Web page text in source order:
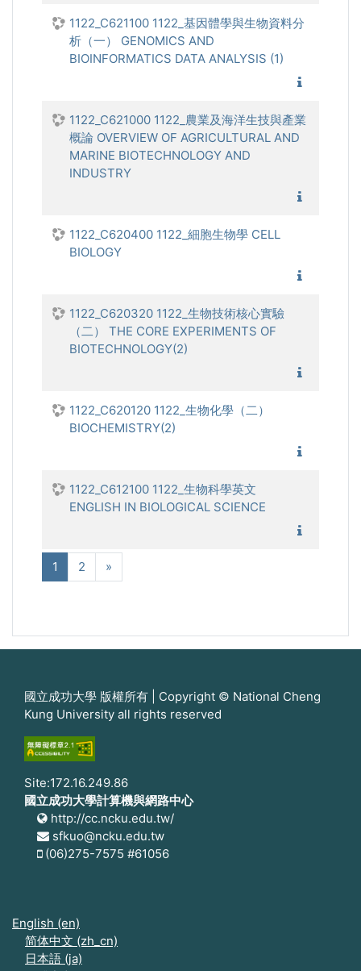
1122_C621100 1122_基因體學與生物資料分
析（一） GENOMICS AND
BIOINFORMATICS DATA ANALYSIS (1)
1122_C621000 1122_農業及海洋生技與產業
概論 OVERVIEW OF AGRICULTURAL AND
MARINE BIOTECHNOLOGY AND
INDUSTRY
1122_C620400 1122_細胞生物學 CELL
BIOLOGY
1122_C620320 1122_生物技術核心實驗
（二） THE CORE EXPERIMENTS OF
BIOTECHNOLOGY(2)
1122_C620120 1122_生物化學（二）
BIOCHEMISTRY(2)
1122_C612100 1122_生物科學英文
ENGLISH IN BIOLOGICAL SCIENCE
1 (current)
2 »
國立成功大學 版權所有 | Copyright © National Cheng
Kung University all rights reserved
Site:172.16.249.86
國立成功大學計算機與網路中心
http://cc.ncku.edu.tw/
sfkuo@ncku.edu.tw
(06)275-7575 #61056
English ‎(en)‎
简体中文 ‎(zh_cn)‎
日本語 ‎(ja)‎